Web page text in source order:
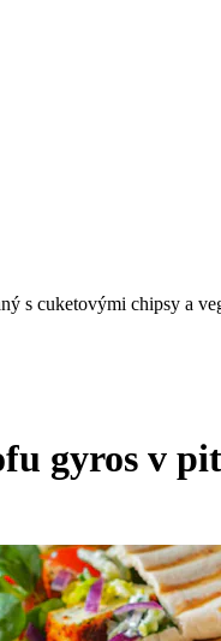
s cuketovými chipsy a
gyros v